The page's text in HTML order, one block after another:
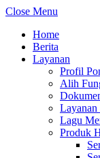
Close Menu
Home
Berita
Layanan
Profil
Alih
Layanan
Lagu
Produk